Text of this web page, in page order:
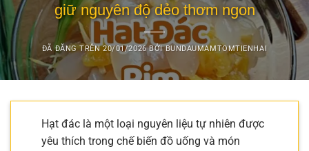
giữ nguyên độ dẻo thơm ngon
ĐÃ ĐĂNG TRÊN20/01/2026 BỞIBUNDAUMAMTOMTIENHAI
Hạt đác là một loại nguyên liệu tự nhiên được
yêu thích trong chế biến đồ uống và món